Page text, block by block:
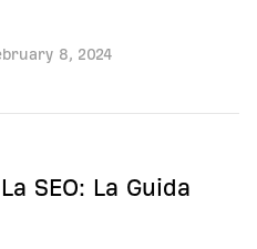
8, 2024
SEO: La Guida